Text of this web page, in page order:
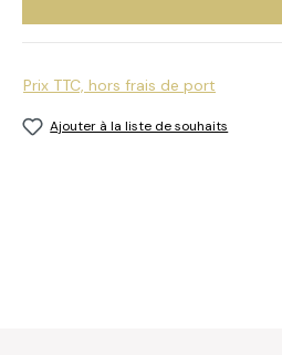
Prix TTC, hors frais de port
Ajouter à la liste de souhaits